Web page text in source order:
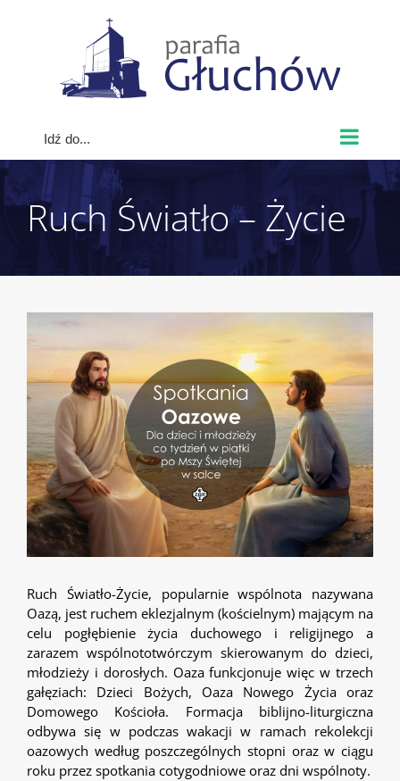
Idź do...
Ruch Światło – Życie
Ruch Światło-Życie, popularnie wspólnota nazywana
Oazą, jest ruchem eklezjalnym (kościelnym) mającym na
celu pogłębienie życia duchowego i religijnego a
zarazem wspólnototwórczym skierowanym do dzieci,
młodzieży i dorosłych. Oaza funkcjonuje więc w trzech
gałęziach: Dzieci Bożych, Oaza Nowego Życia oraz
Domowego Kościoła. Formacja biblijno-liturgiczna
odbywa się w podczas wakacji w ramach rekolekcji
oazowych według poszczególnych stopni oraz w ciągu
roku przez spotkania cotygodniowe oraz dni wspólnoty.